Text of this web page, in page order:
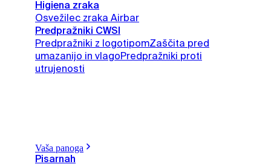
Higiena zraka
Osvežilec zraka Airbar
Predpražniki CWSl
Predpražniki z logotipomZaščita pred
umazanijo in vlagoPredpražniki proti
utrujenosti
Vaša panoga
Pisarnah